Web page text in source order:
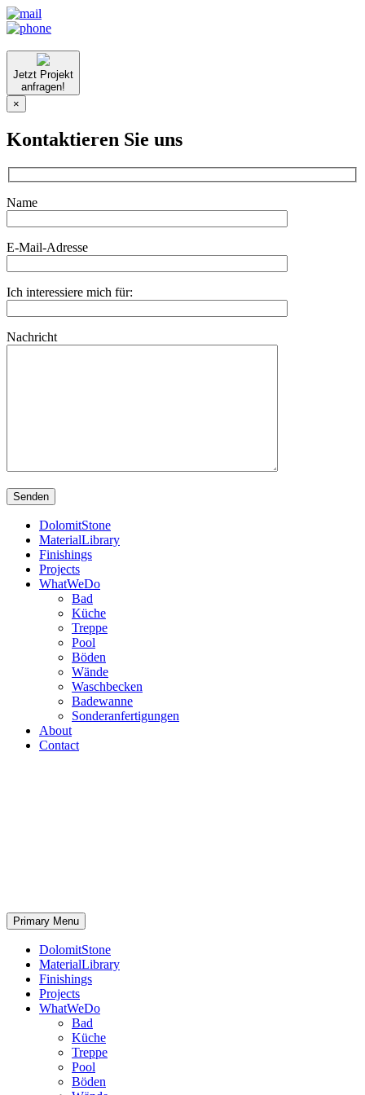
Jetzt Projekt
anfragen!
×
Kontaktieren Sie uns
Name
E-Mail-Adresse
Ich interessiere mich für:
Nachricht
DolomitStone
MaterialLibrary
Finishings
Projects
WhatWeDo
Bad
Küche
Treppe
Pool
Böden
Wände
Waschbecken
Badewanne
Sonderanfertigungen
About
Contact
Primary Menu
DolomitStone
MaterialLibrary
Finishings
Projects
WhatWeDo
Bad
Küche
Treppe
Pool
Böden